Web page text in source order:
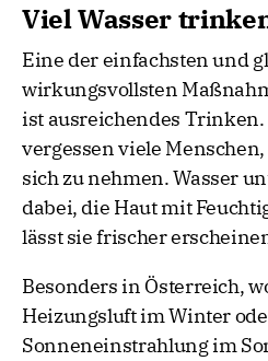
Viel Wasser
Eine der einfachsten und
wirkungsvollsten
ist ausreichendes Trinken.
vergessen viele
sich zu nehmen. Wasser
dabei, die Haut mit
lässt sie frischer
Besonders in Österreich,
Heizungsluft im Winter
Sonneneinstrahlung im